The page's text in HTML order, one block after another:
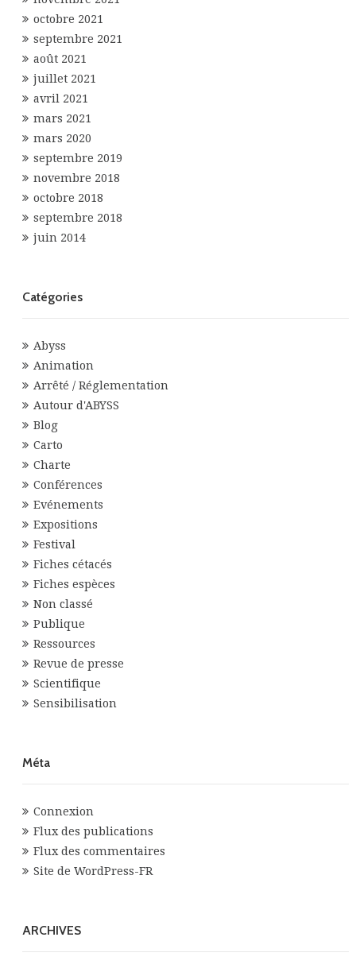
octobre 2021
septembre 2021
août 2021
juillet 2021
avril 2021
mars 2021
mars 2020
septembre 2019
novembre 2018
octobre 2018
septembre 2018
juin 2014
Catégories
Abyss
Animation
Arrêté / Réglementation
Autour d'ABYSS
Blog
Carto
Charte
Conférences
Evénements
Expositions
Festival
Fiches cétacés
Fiches espèces
Non classé
Publique
Ressources
Revue de presse
Scientifique
Sensibilisation
Méta
Connexion
Flux des publications
Flux des commentaires
Site de WordPress-FR
ARCHIVES